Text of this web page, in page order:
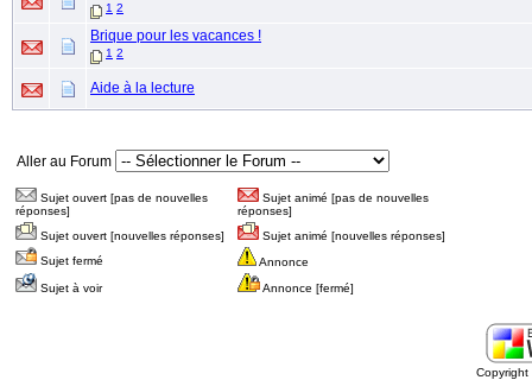
1 2
Brique pour les vacances !
1 2
Aide à la lecture
Aller au Forum
Sujet ouvert [pas de nouvelles
réponses]
Sujet animé [pas de nouvelles
réponses]
Sujet ouvert [nouvelles réponses]
Sujet animé [nouvelles réponses]
Sujet fermé
Annonce
Sujet à voir
Annonce [fermé]